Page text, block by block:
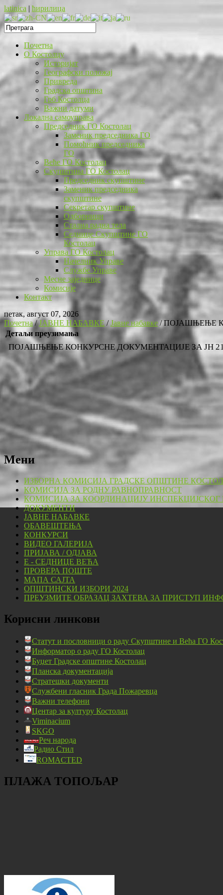
latinica | ћирилица
Почетна
O Костолцу
Историјат
Географски положај
Привреда
Градска општина
Грб Костолца
Важни датуми
Локална самоуправа
Председник ГО Костолац
Заменик председника ГО
Помоћник председника
ГО
Веће ГО Костолац
Скупштина ГО Костолац
Председник скупштине
Заменик председника
скупштине
Секретар скупштине
Одборници
Стална радна тела
Седнице Скупштине ГО
Костолац
Управа ГО Костолац
Начелник Управе
Службе Управе
Месне заједнице
Комисије
Контакт
петак, август 07, 2026
Почетна/ЈАВНЕ НАБАВКЕ/Јавне набавке/ПОЈАШЊЕЊЕ
Детаљи преузимања
ПОЈАШЊЕЊЕ КОНКУРСНЕ ДОКУМЕНТАЦИЈЕ ЗА ЈН
Мени
ИЗБОРНА КОМИСИЈА ГРАДСКЕ ОПШТИНЕ
КОМИСИЈА ЗА РОДНУ РАВНОПРАВНОСТ
КОМИСИЈА ЗА КООРДИНАЦИЈУ ИНСПЕКЦИЈСКОГ
ДОКУМЕНТИ
ЈАВНЕ НАБАВКЕ
ОБАВЕШТЕЊА
КОНКУРСИ
ВИДЕО ГАЛЕРИЈА
ПРИЈАВА / ОДЈАВА
Е - СЕДНИЦЕ ВЕЋА
ПРОВЕРА ПОШТЕ
МАПА САЈТА
ОПШТИНСКИ ИЗБОРИ 2024
ПРЕУЗМИТЕ ОБРАЗАЦ ЗАХТЕВА ЗА ПРИСТУП
Корисни линкови
Статут и пословници о раду Скупштине и Већа ГО
Информатор о раду ГО Костолац
Буџет Градске општине Костолац
Планска документација
Стратешки документи
Службени гласник Града Пожаревца
Важни телефони
Центар за културу Костолац
Viminacium
SKGO
Реч народа
Радио Стил
ROMACTED
ПЛАЖА ТОПОЉАР